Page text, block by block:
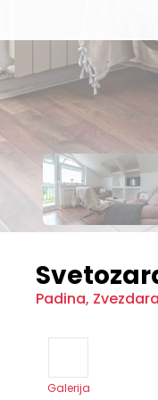
Padina, Zvezdara
Galerija